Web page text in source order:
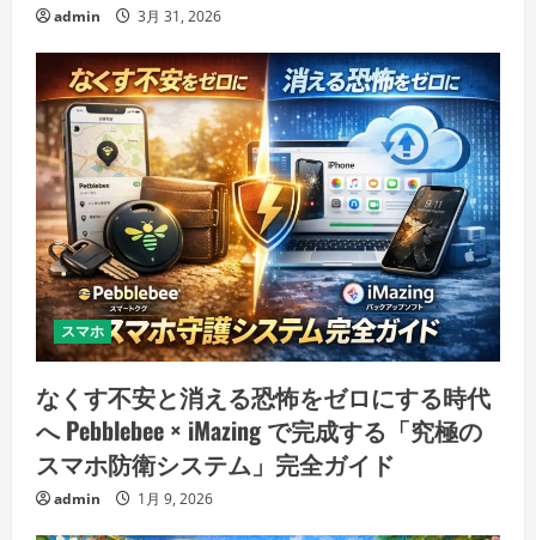
admin 3月 31, 2026
スマホ
なくす不安と消える恐怖をゼロにする時代
へ Pebblebee × iMazing で完成する「究極の
スマホ防衛システム」完全ガイド
admin 1月 9, 2026